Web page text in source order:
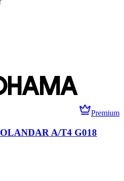
Premium
A/T4 G018